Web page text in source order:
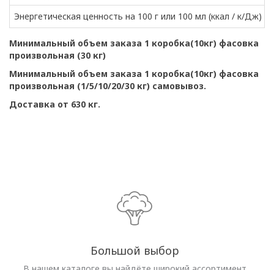
Энергетическая ценность на 100 г или 100 мл (ккал / к/Дж)
Минимальный объем заказа 1 коробка(10кг) фасовка
произвольная (30 кг)
Минимальный объем заказа 1 коробка(10кг) фасовка
произвольная (1/5/10/20/30 кг) самовывоз.
Доставка от 630 кг.
Большой выбор